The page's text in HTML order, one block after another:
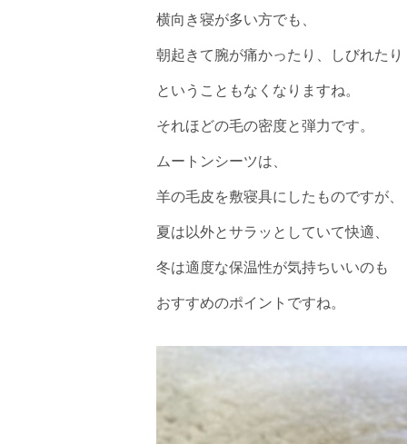
横向き寝が多い方でも、
朝起きて腕が痛かったり、しびれたり
ということもなくなりますね。
それほどの毛の密度と弾力です。
ムートンシーツは、
羊の毛皮を敷寝具にしたものですが、
夏は以外とサラッとしていて快適、
冬は適度な保温性が気持ちいいのも
おすすめのポイントですね。